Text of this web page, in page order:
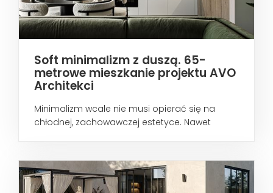
Soft minimalizm z duszą. 65-
metrowe mieszkanie projektu AVO
Architekci
Minimalizm wcale nie musi opierać się na
chłodnej, zachowawczej estetyce. Nawet